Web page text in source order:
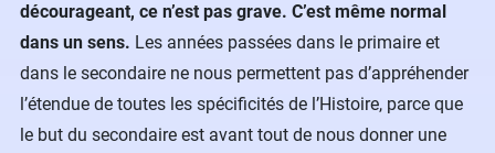
décourageant, ce n’est pas grave. C’est même normal
dans un sens. Les années passées dans le primaire et
dans le secondaire ne nous permettent pas d’appréhender
l’étendue de toutes les spécificités de l’Histoire, parce que
le but du secondaire est avant tout de nous donner une